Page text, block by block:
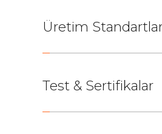
Üretim
Test & Sertifikalar